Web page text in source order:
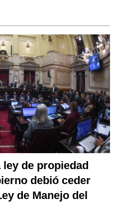
de propiedad
debió ceder
de Manejo del